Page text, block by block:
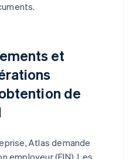
et
de
Atlas demande